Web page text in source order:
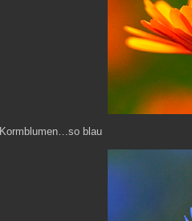
Kormblumen…so blau